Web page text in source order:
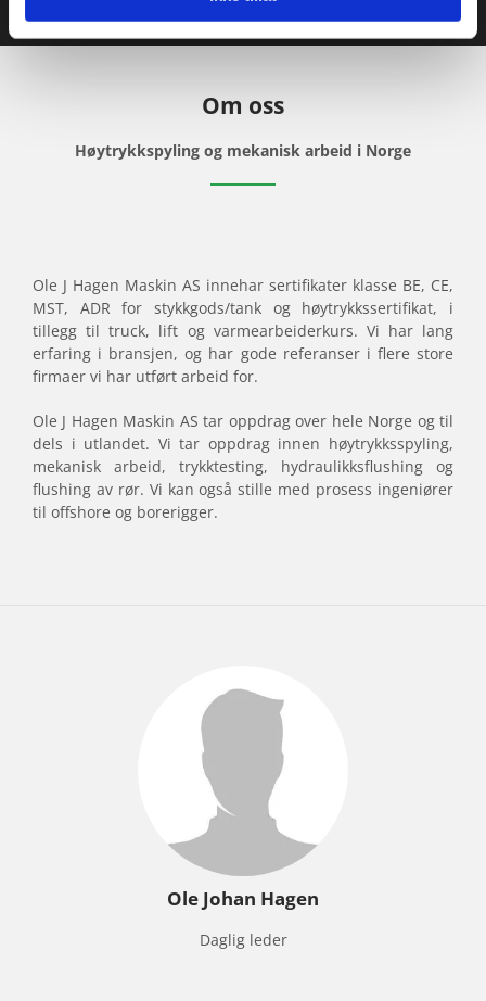
Om oss
Høytrykkspyling og mekanisk arbeid i Norge
Ole J Hagen Maskin AS innehar sertifikater klasse BE, CE,
MST, ADR for stykkgods/tank og høytrykkssertifikat, i
tillegg til truck, lift og varmearbeiderkurs. Vi har lang
erfaring i bransjen, og har gode referanser i flere store
firmaer vi har utført arbeid for.
Ole J Hagen Maskin AS tar oppdrag over hele Norge og til
dels i utlandet. Vi tar oppdrag innen høytrykksspyling,
mekanisk arbeid, trykktesting, hydraulikksflushing og
flushing av rør. Vi kan også stille med prosess ingeniører
til offshore og borerigger.
Ole Johan Hagen
Daglig leder